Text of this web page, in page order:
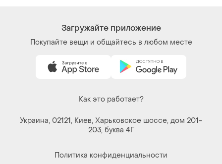
Загружайте приложение
Покупайте вещи и общайтесь в любом месте
Как это работает?
Украина, 02121, Киев, Харьковское шоссе, дом 201-
203, буква 4Г
Политика конфиденциальности